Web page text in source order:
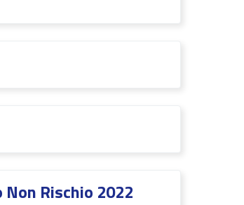
Non Rischio 2022